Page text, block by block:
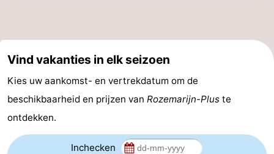
Natuur
Schoorlse
Duinen
-
Bergen
aan
Zee
-
Bergen
-
Alkmaar
-
Vind vakanties in elk seizoen
Kies uw aankomst- en vertrekdatum om de
beschikbaarheid en prijzen van Rozemarijn-Plus te
ontdekken.
Inchecken